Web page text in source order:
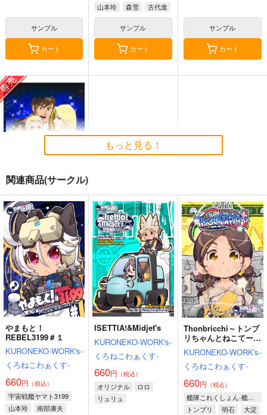
サンプル
カート
山本玲
森雪 古代進
サンプル
カート
サンプル
カート
けしからんイラストレ
ーションズ１１
にくきゅうのせんした
ち
セール中 専売
385円（税込）
宇宙戦艦ヤマト2205
古代進
サーシャ
スターシャ
サンプル
もっと見る！
関連商品(サークル)
やまもと！
REBEL3199＃１
KURONEKO-WORK's-
くろねこわぁくす-
660円 （税込）
宇宙戦艦ヤマト3199
山本玲
南部康夫
ISETTIA!&Midjet's
KURONEKO-WORK's-
くろねこわぁくす-
660円 （税込）
オリジナル
ロロ
リュリュ
Thonbricchi～トンブ
リちゃんとねこてーと
く
KURONEKO-WORK's-
くろねこわぁくす-
660円 （税込）
艦隊これくしょん-艦これ-
トンブリ
明石 大淀